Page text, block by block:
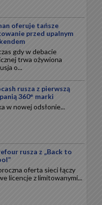
oferuje tańsze
przed upalnym
gdy w debacie
trwa ożywiona
o...
rusza z pierwszą
360° marki
w nowej odsłonie...
rusza z „Back to
oferta sieci łączy
licencje z limitowanymi...